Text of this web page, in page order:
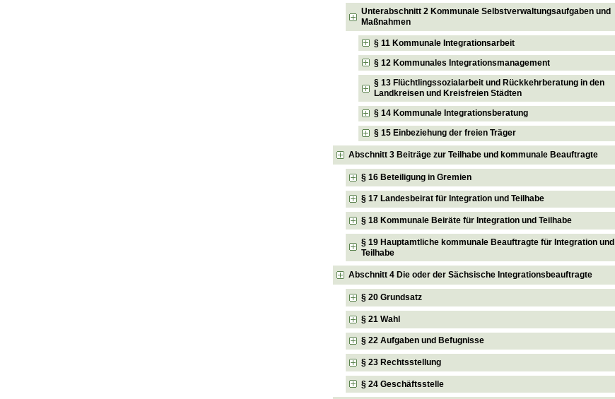
Unterabschnitt 2 Kommunale Selbstverwaltungsaufgaben und
Maßnahmen
§ 11 Kommunale Integrationsarbeit
§ 12 Kommunales Integrationsmanagement
§ 13 Flüchtlingssozialarbeit und Rückkehrberatung in den
Landkreisen und Kreisfreien Städten
§ 14 Kommunale Integrationsberatung
§ 15 Einbeziehung der freien Träger
Abschnitt 3 Beiträge zur Teilhabe und kommunale Beauftragte
§ 16 Beteiligung in Gremien
§ 17 Landesbeirat für Integration und Teilhabe
§ 18 Kommunale Beiräte für Integration und Teilhabe
§ 19 Hauptamtliche kommunale Beauftragte für Integration und
Teilhabe
Abschnitt 4 Die oder der Sächsische Integrationsbeauftragte
§ 20 Grundsatz
§ 21 Wahl
§ 22 Aufgaben und Befugnisse
§ 23 Rechtsstellung
§ 24 Geschäftsstelle